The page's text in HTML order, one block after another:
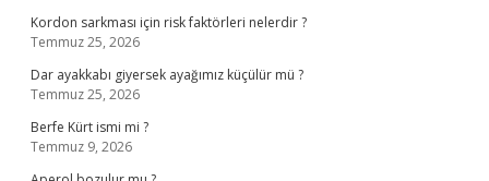
Kordon sarkması için risk faktörleri nelerdir ?
Temmuz 25, 2026
Dar ayakkabı giyersek ayağımız küçülür mü ?
Temmuz 25, 2026
Berfe Kürt ismi mi ?
Temmuz 9, 2026